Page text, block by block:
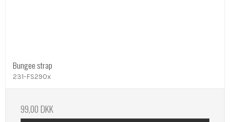
Bungee strap
231-FS290x
99,00 DKK